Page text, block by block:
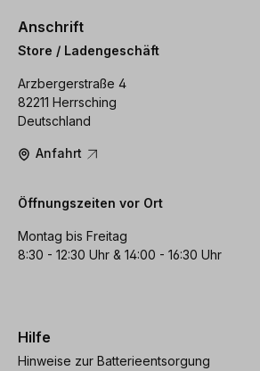
Anschrift
Store / Ladengeschäft
Arzbergerstraße 4
82211 Herrsching
Deutschland
Anfahrt
Öffnungszeiten vor Ort
Montag bis Freitag
8:30 - 12:30 Uhr & 14:00 - 16:30 Uhr
Hilfe
Hinweise zur Batterieentsorgung